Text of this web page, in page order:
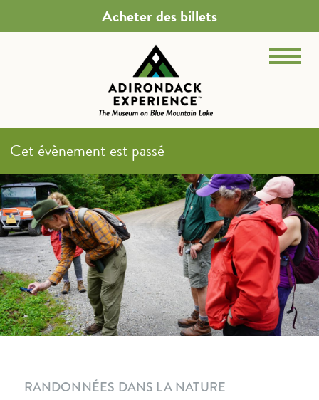
Acheter des billets
Cet évènement est passé
RANDONNÉES DANS LA NATURE